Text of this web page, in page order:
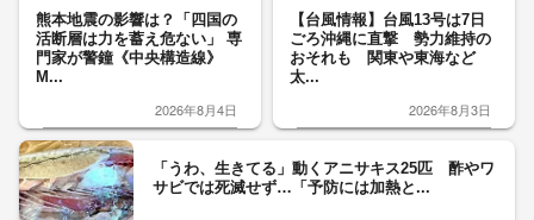
熊本地震の影響は？「四国の
活断層は力を蓄え危ない」 専
門家が警鐘《中央構造線》
M...
2026年8月4日
【台風情報】台風13号は7日
ごろ沖縄に直撃 勢力維持の
おそれも 関東や東海など
太...
2026年8月3日
「うわ、生きてる」動くアニサキス25匹 酢やワ
サビでは死滅せず…「予防には加熱と...